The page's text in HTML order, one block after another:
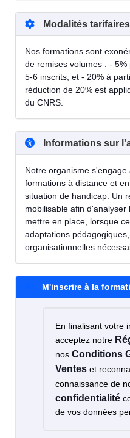
Modalités
Nos formations sont
de remises volumes : -
5-6 inscrits, et - 20% à
réduction de 20% est
du CNRS.
Informations sur
Notre organisme
formations à distance et
situation de handicap. Un
mobilisable afin
mettre en place, lorsque
adaptations
organisationnelles
M'inscrire à la
En finalisant votre
acceptez notre
nos Conditions
Ventes et
connaissance de
confidentialité
de vos données